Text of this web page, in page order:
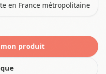
en France métropolitaine
produit